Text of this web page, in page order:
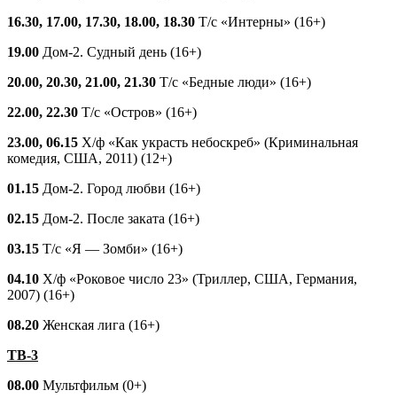
16.30, 17.00, 17.30, 18.00, 18.30 Т/с «Интерны» (16+)
19.00 Дом-2. Судный день (16+)
20.00, 20.30, 21.00, 21.30 Т/с «Бедные люди» (16+)
22.00, 22.30 Т/с «Остров» (16+)
23.00, 06.15 Х/ф «Как украсть небоскреб» (Криминальная
комедия, США, 2011) (12+)
01.15 Дом-2. Город любви (16+)
02.15 Дом-2. После заката (16+)
03.15 Т/с «Я — Зомби» (16+)
04.10 Х/ф «Роковое число 23» (Триллер, США, Германия,
2007) (16+)
08.20 Женская лига (16+)
ТВ-3
08.00 Мультфильм (0+)